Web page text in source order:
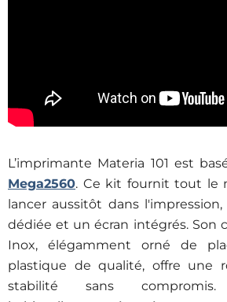
L’imprimante Materia 101 est
Mega2560. Ce kit fournit tout le
lancer aussitôt dans
dédiée et un écran intégrés. Son
Inox, élégamment orné de
plastique de qualité, offre une
stabilité sans